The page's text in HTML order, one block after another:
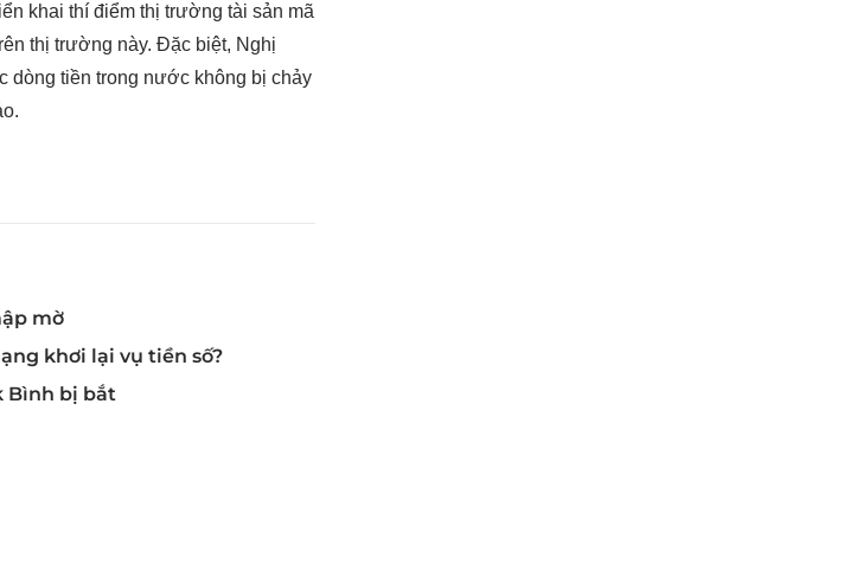
khai thí điểm thị trường tài sản mã
thị trường này. Đặc biệt, Nghị
dòng tiền trong nước không bị chảy
mờ
khơi lại vụ tiền số?
Bình bị bắt